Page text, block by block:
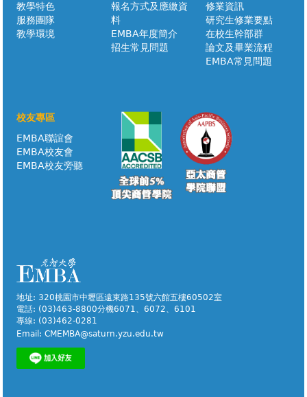
地址: 320桃園市中壢區遠東路135號六館五樓60502室
電話: (03)463-8800分機6071、6072、6101
專線: (03)462-0281
Email:CMEMBA@saturn.yzu.edu.tw
教學特色
服務團隊
教學環境
報名方式及應繳資
料
EMBA年度簡介
招生常見問題
修業資訊
研究生修業要點
在校生幹部群
論文及畢業流程
EMBA常見問題
校友專區
EMBA聯誼會
EMBA校友會
EMBA校友旁聽